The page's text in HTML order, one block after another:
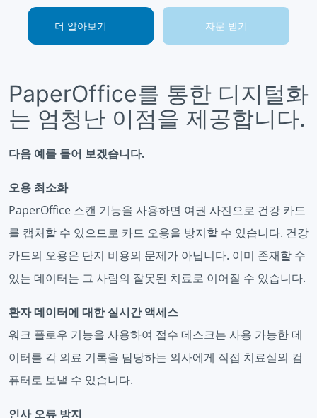
더 알아보기 자문 받기
PaperOffice를 통한 디지털화
는 엄청난 이점을 제공합니다.
다음 예를 들어 보겠습니다.
오용 최소화
PaperOffice 스캔 기능을 사용하면 여권 사진으로 건강 카드
를 캡처할 수 있으므로 카드 오용을 방지할 수 있습니다. 건강
카드의 오용은 단지 비용의 문제가 아닙니다. 이미 존재할 수
있는 데이터는 그 사람의 잘못된 치료로 이어질 수 있습니다.
환자 데이터에 대한 실시간 액세스
워크 플로우 기능을 사용하여 접수 데스크는 사용 가능한 데
이터를 각 의료 기록을 담당하는 의사에게 직접 치료실의 컴
퓨터로 보낼 수 있습니다.
인사 오류 방지